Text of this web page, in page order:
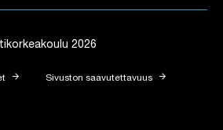
2026
arrow_forward Sivuston saavutettavuus arrow_forward
uuteen välilehteen